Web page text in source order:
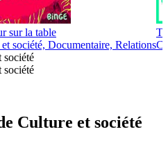
sur la table
société, Documentaire, Relations
société
société
Culture et société